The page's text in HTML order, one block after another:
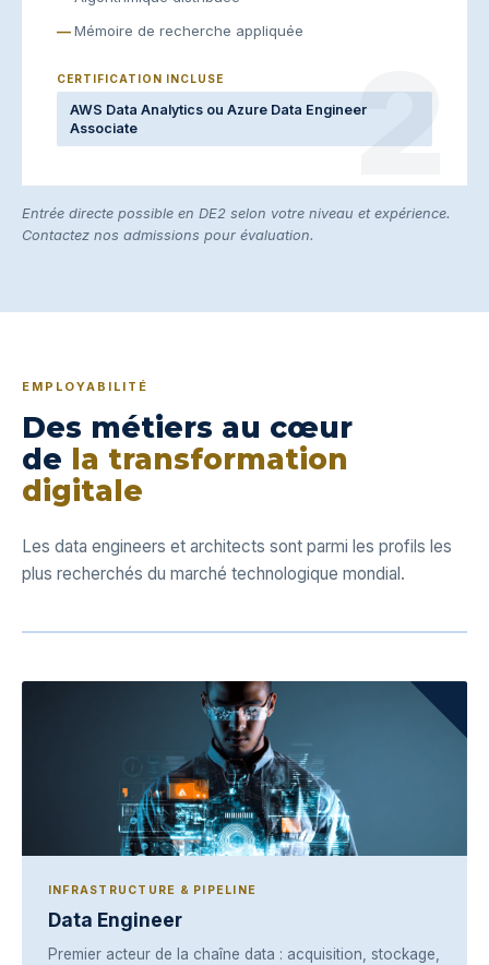
2
Mémoire de recherche appliquée
CERTIFICATION INCLUSE
AWS Data Analytics ou Azure Data Engineer
Associate
Entrée directe possible en DE2 selon votre niveau et expérience.
Contactez nos admissions pour évaluation.
EMPLOYABILITÉ
Des métiers au cœur
de la transformation
digitale
Les data engineers et architects sont parmi les profils les
plus recherchés du marché technologique mondial.
INFRASTRUCTURE & PIPELINE
Data Engineer
Premier acteur de la chaîne data : acquisition, stockage,